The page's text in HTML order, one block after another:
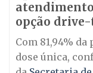
opção
Com 81,94%
dose única,